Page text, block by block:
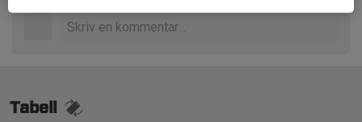
Tabell